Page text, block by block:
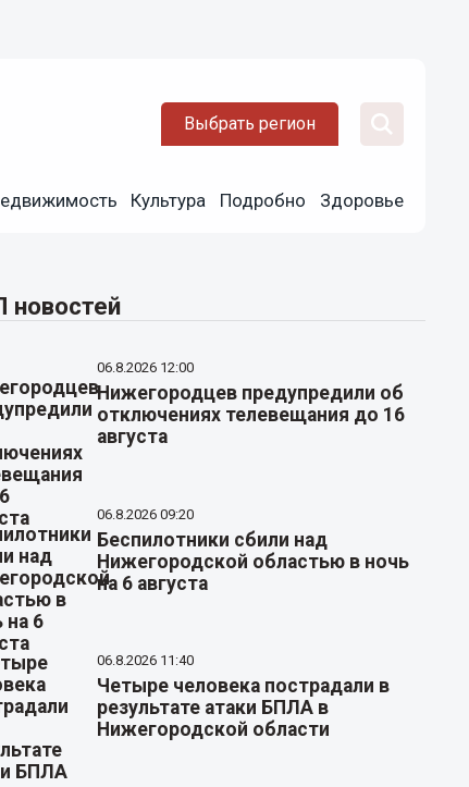
Выбрать регион
Культура Подробно Здоровье
новостей
06.8.2026 12:00
Нижегородцев предупредили об
отключениях телевещания до 16
августа
06.8.2026 09:20
Беспилотники сбили над
Нижегородской областью в ночь
на 6 августа
06.8.2026 11:40
Четыре человека пострадали в
результате атаки БПЛА в
Нижегородской области